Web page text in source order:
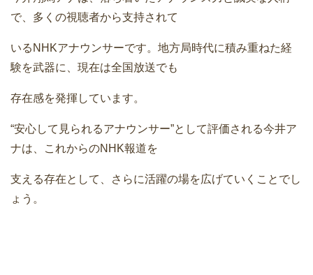
で、多くの視聴者から支持されて
いるNHKアナウンサーです。地方局時代に積み重ねた経
験を武器に、現在は全国放送でも
存在感を発揮しています。
“安心して見られるアナウンサー”として評価される今井ア
ナは、これからのNHK報道を
支える存在として、さらに活躍の場を広げていくことでし
ょう。